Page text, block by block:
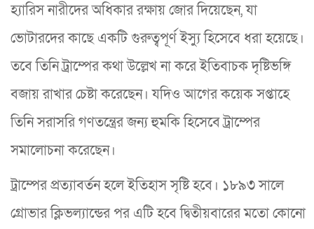
হ্যারিস নারীদের অধিকার রক্ষায় জোর দিয়েছেন, যা
ভোটারদের কাছে একটি গুরুত্বপূর্ণ ইস্যু হিসেবে ধরা হয়েছে।
তবে তিনি ট্রাম্পের কথা উল্লেখ না করে ইতিবাচক দৃষ্টিভঙ্গি
বজায় রাখার চেষ্টা করেছেন। যদিও আগের কয়েক সপ্তাহে
তিনি সরাসরি গণতন্ত্রের জন্য হুমকি হিসেবে ট্রাম্পের
সমালোচনা করেছেন।
ট্রাম্পের প্রত্যাবর্তন হলে ইতিহাস সৃষ্টি হবে। ১৮৯৩ সালে
গ্রোভার ক্লিভল্যান্ডের পর এটি হবে দ্বিতীয়বারের মতো কোনো